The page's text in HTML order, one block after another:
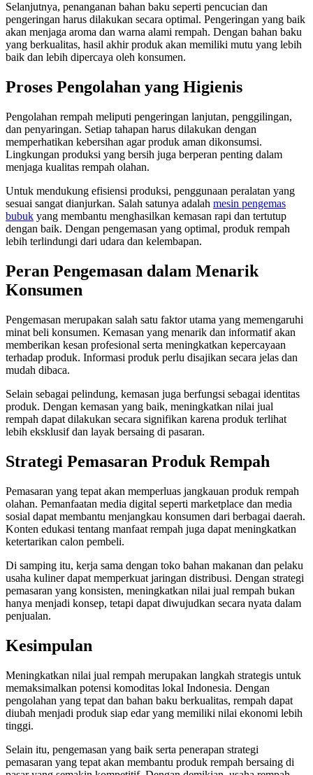
Selanjutnya, penanganan bahan baku seperti pencucian dan
pengeringan harus dilakukan secara optimal. Pengeringan yang baik
akan menjaga aroma dan warna alami rempah. Dengan bahan baku
yang berkualitas, hasil akhir produk akan memiliki mutu yang lebih
baik dan lebih dipercaya oleh konsumen.
Proses Pengolahan yang Higienis
Pengolahan rempah meliputi pengeringan lanjutan, penggilingan,
dan penyaringan. Setiap tahapan harus dilakukan dengan
memperhatikan kebersihan agar produk aman dikonsumsi.
Lingkungan produksi yang bersih juga berperan penting dalam
menjaga kualitas rempah olahan.
Untuk mendukung efisiensi produksi, penggunaan peralatan yang
sesuai sangat dianjurkan. Salah satunya adalah mesin pengemas
bubuk yang membantu menghasilkan kemasan rapi dan tertutup
dengan baik. Dengan pengemasan yang optimal, produk rempah
lebih terlindungi dari udara dan kelembapan.
Peran Pengemasan dalam Menarik
Konsumen
Pengemasan merupakan salah satu faktor utama yang memengaruhi
minat beli konsumen. Kemasan yang menarik dan informatif akan
memberikan kesan profesional serta meningkatkan kepercayaan
terhadap produk. Informasi produk perlu disajikan secara jelas dan
mudah dibaca.
Selain sebagai pelindung, kemasan juga berfungsi sebagai identitas
produk. Dengan kemasan yang baik, meningkatkan nilai jual
rempah dapat dilakukan secara signifikan karena produk terlihat
lebih eksklusif dan layak bersaing di pasaran.
Strategi Pemasaran Produk Rempah
Pemasaran yang tepat akan memperluas jangkauan produk rempah
olahan. Pemanfaatan media digital seperti marketplace dan media
sosial dapat membantu menjangkau konsumen dari berbagai daerah.
Konten edukasi tentang manfaat rempah juga dapat meningkatkan
ketertarikan calon pembeli.
Di samping itu, kerja sama dengan toko bahan makanan dan pelaku
usaha kuliner dapat memperkuat jaringan distribusi. Dengan strategi
pemasaran yang konsisten, meningkatkan nilai jual rempah bukan
hanya menjadi konsep, tetapi dapat diwujudkan secara nyata dalam
penjualan.
Kesimpulan
Meningkatkan nilai jual rempah merupakan langkah strategis untuk
memaksimalkan potensi komoditas lokal Indonesia. Dengan
pengolahan yang tepat dan bahan baku berkualitas, rempah dapat
diubah menjadi produk siap edar yang memiliki nilai ekonomi lebih
tinggi.
Selain itu, pengemasan yang baik serta penerapan strategi
pemasaran yang tepat akan membantu produk rempah bersaing di